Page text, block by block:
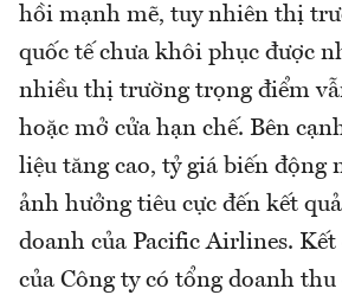
hồi mạnh mẽ, tuy nhiên thị
quốc tế chưa khôi phục được
nhiều thị trường trọng điểm
hoặc mở cửa hạn chế. Bên
liệu tăng cao, tỷ giá biến động
ảnh hưởng tiêu cực đến kết
doanh của Pacific Airlines.
của Công ty có tổng doanh thu